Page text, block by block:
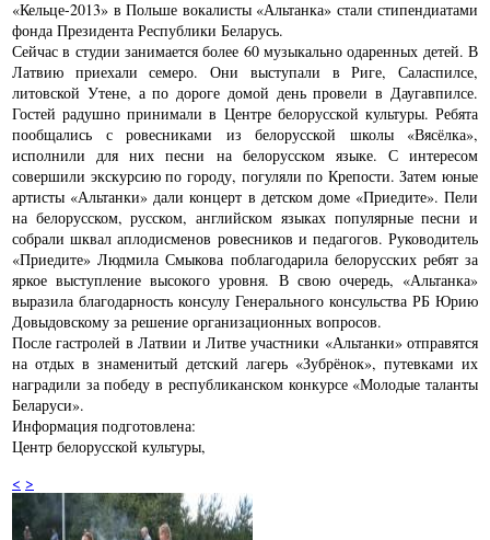
«Кельце-2013» в Польше вокалисты «Альтанка» стали стипендиатами
фонда Президента Республики Беларусь.
Сейчас в студии занимается более 60 музыкально одаренных детей. В
Латвию приехали семеро. Они выступали в Риге, Саласпилсе,
литовской Утене, а по дороге домой день провели в Даугавпилсе.
Гостей радушно принимали в Центре белорусской культуры. Ребята
пообщались с ровесниками из белорусской школы «Вясёлка»,
исполнили для них песни на белорусском языке. С интересом
совершили экскурсию по городу, погуляли по Крепости. Затем юные
артисты «Альтанки» дали концерт в детском доме «Приедите». Пели
на белорусском, русском, английском языках популярные песни и
собрали шквал аплодисменов ровесников и педагогов. Руководитель
«Приедите» Людмила Смыкова поблагодарила белорусских ребят за
яркое выступление высокого уровня. В свою очередь, «Альтанка»
выразила благодарность консулу Генерального консульства РБ Юрию
Довыдовскому за решение организационных вопросов.
После гастролей в Латвии и Литве участники «Альтанки» отправятся
на отдых в знаменитый детский лагерь «Зубрёнок», путевками их
наградили за победу в республиканском конкурсе «Молодые таланты
Беларуси».
Информация подготовлена:
Центр белорусской культуры,
< >